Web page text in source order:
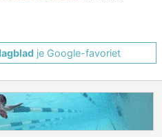
je Google-favoriet